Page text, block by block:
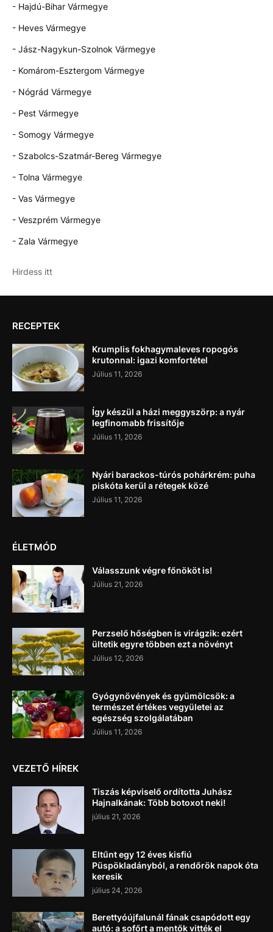
- Hajdú-Bihar Vármegye
- Heves Vármegye
- Jász-Nagykun-Szolnok Vármegye
- Komárom-Esztergom Vármegye
- Nógrád Vármegye
- Pest Vármegye
- Somogy Vármegye
- Szabolcs-Szatmár-Bereg Vármegye
- Tolna Vármegye
- Vas Vármegye
- Veszprém Vármegye
- Zala Vármegye
Hirdess itt
RECEPTEK
Krumplis fokhagymaleves ropogós
krutonnal: igazi komfortétel
Július 11, 2026
Így készül a házi meggyszörp: a nyár
legfinomabb frissítője
Július 11, 2026
Nyári barackos-túrós pohárkrém: puha
piskóta kerül a rétegek közé
Július 11, 2026
ÉLETMÓD
Válasszunk végre főnököt is!
Július 21, 2026
Perzselő hőségben is virágzik: ezért
ültetik egyre többen ezt a növényt
Július 12, 2026
Gyógynövények és gyümölcsök: a
természet értékes vegyületei az
egészség szolgálatában
Július 11, 2026
VEZETŐ HÍREK
Tiszás képviselő ordította Juhász
Hajnalkának: Több botoxot neki!
július 21, 2026
Eltűnt egy 12 éves kisfiú
Püspökladányból, a rendőrök napok óta
keresik
július 24, 2026
Berettyóújfalunál fának csapódott egy
autó: a sofőrt a mentők vitték el